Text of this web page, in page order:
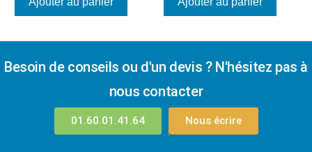
Besoin de conseils ou d'un devis ? N'hésitez pas à
nous contacter
01.60.01.41.64 Nous écrire